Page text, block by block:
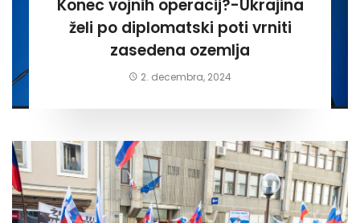
Konec vojnih operacij?-Ukrajina
želi po diplomatski poti vrniti
zasedena ozemlja
2. decembra, 2024